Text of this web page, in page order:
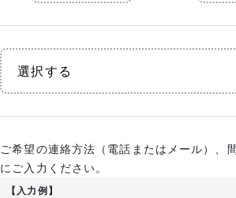
ご希望の連絡方法（電話またはメール）、
にご入力ください。
【入力例】